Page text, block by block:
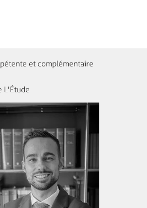
et complémentaire
L'Étude​